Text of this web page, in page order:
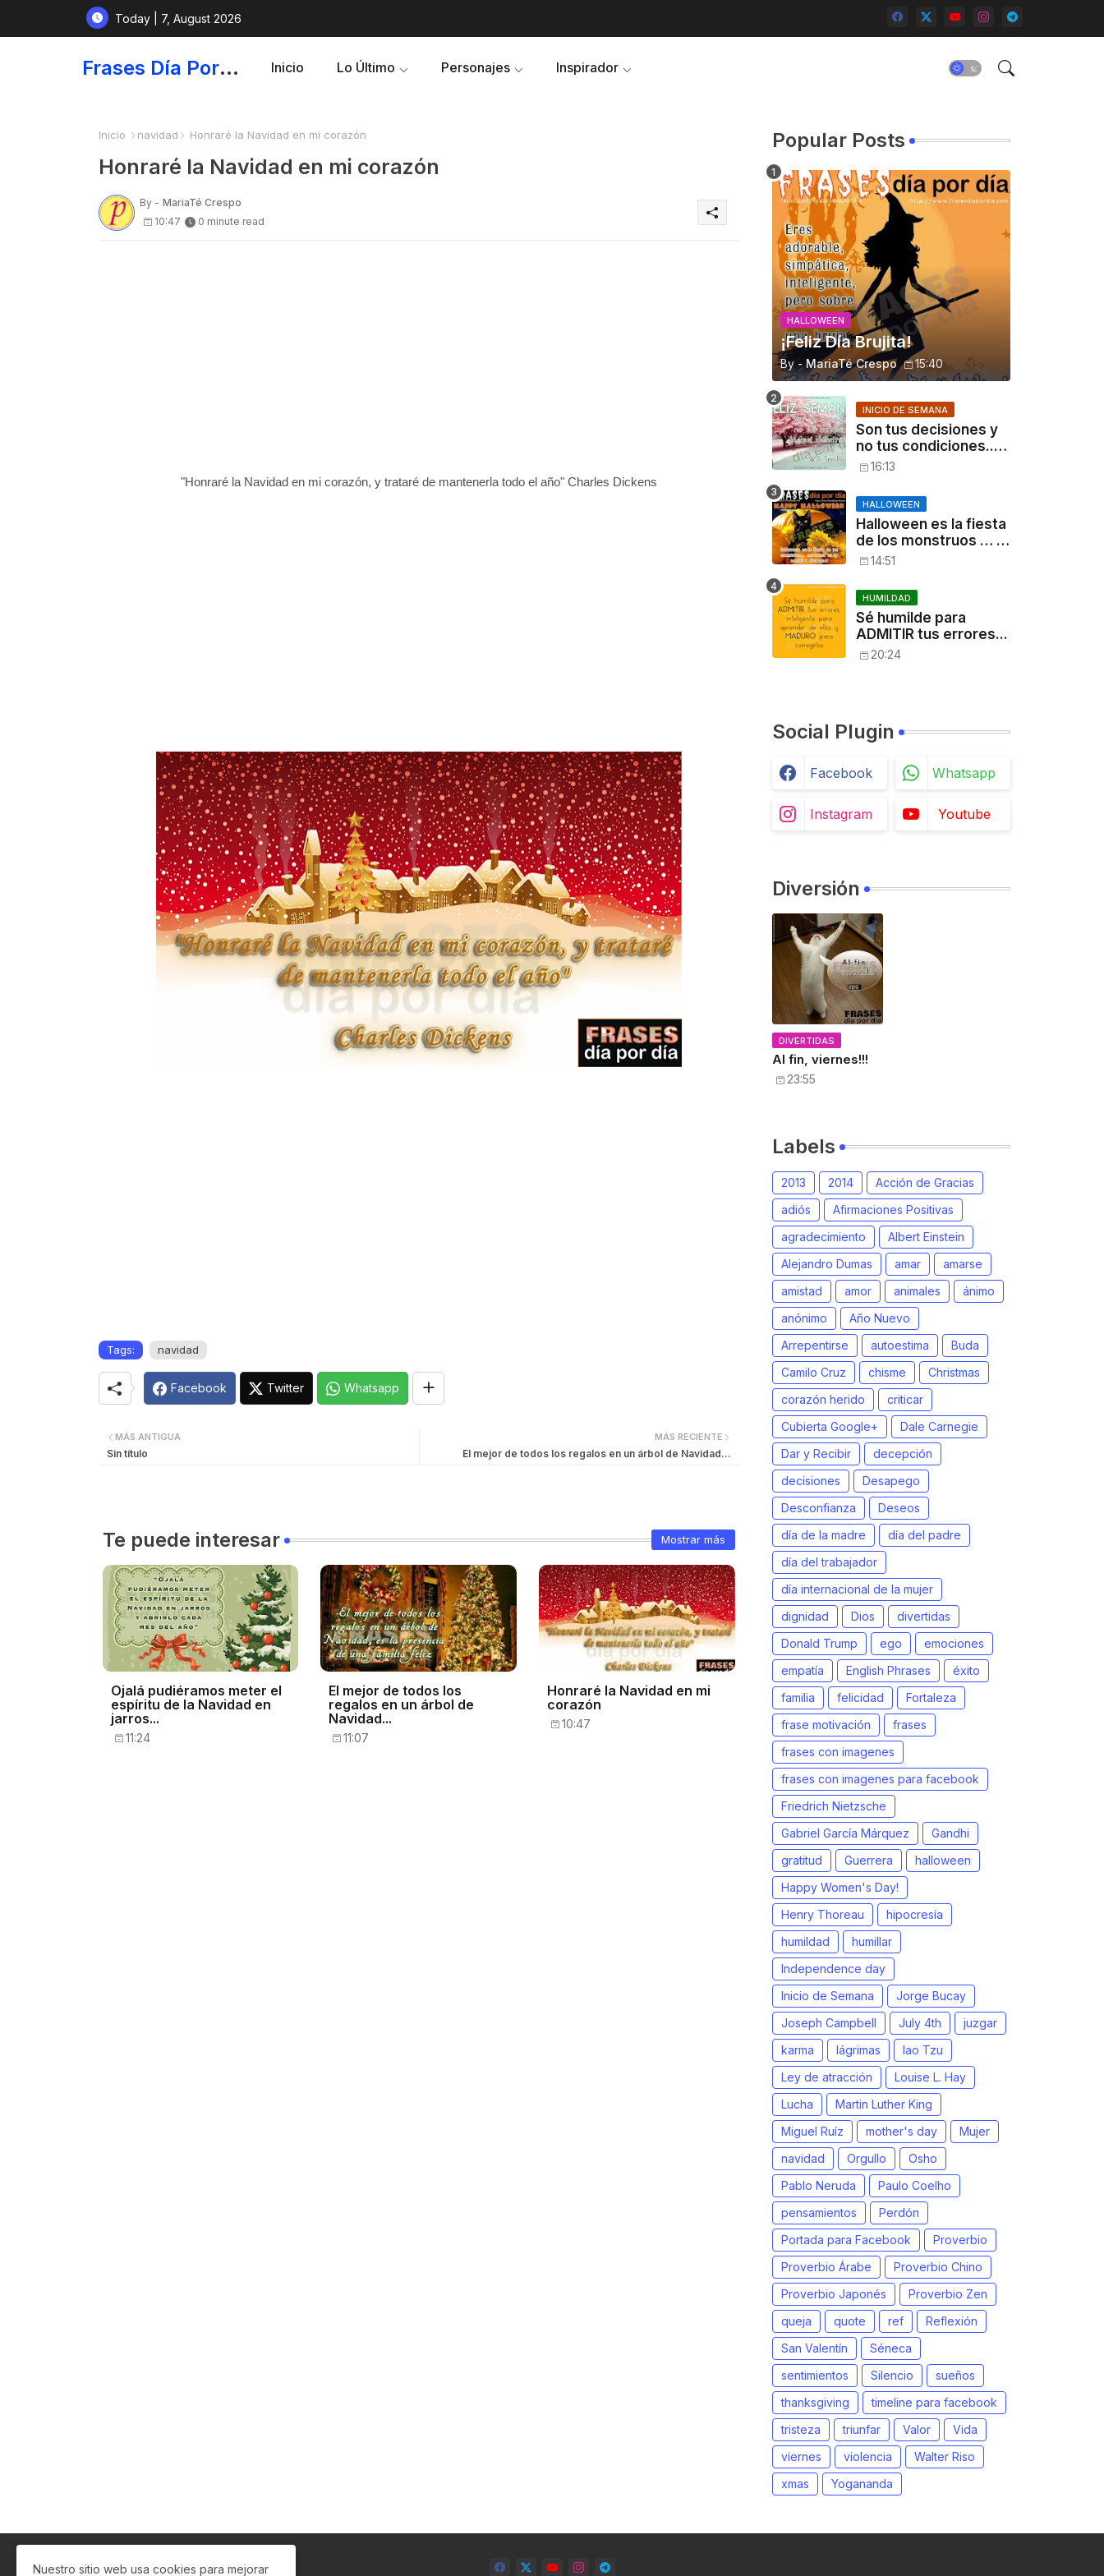
Today | 7, August 2026
Frases Día Por Día - Para Fortalecer el Espíritu Inicio Lo Último Personajes Inspirador
Inicio navidad Honraré la Navidad en mi corazón
Honraré la Navidad en mi corazón
By - MariaTé Crespo
10:47
0 minute read
"Honraré la Navidad en mi corazón, y trataré de mantenerla todo el año" Charles Dickens
Tags: navidad
Facebook Twitter Whatsapp
MÁS RECIENTE
El mejor de todos los regalos en un árbol de Navidad...
MÁS ANTIGUA
Sin título
Te puede interesar Mostrar más
Ojalá pudiéramos meter el
espíritu de la Navidad en
jarros...
11:24
El mejor de todos los
regalos en un árbol de
Navidad...
11:07
Honraré la Navidad en mi
corazón
10:47
Popular Posts
HALLOWEEN
¡Feliz Día Brujita!
By - MariaTé Crespo 15:40
INICIO DE SEMANA
Son tus decisiones y
no tus condiciones...
[Will Smith]
16:13
HALLOWEEN
Halloween es la fiesta
de los monstruos … ,
entonces, es tu
14:51
HUMILDAD
Sé humilde para
ADMITIR tus errores...
20:24
Social Plugin
Facebook Whatsapp
Instagram Youtube
Diversión
DIVERTIDAS
Al fin, viernes!!!
23:55
Labels
2013 2014
Acción de Gracias
adiós
Afirmaciones Positivas
agradecimiento
Albert Einstein
Alejandro Dumas
amar
amarse
amistad
amor animales
ánimo
anónimo
Año Nuevo
Arrepentirse
autoestima
Buda
Camilo Cruz
chisme
Christmas
corazón herido
criticar
Cubierta Google+
Dale Carnegie
Dar y Recibir
decepción
decisiones
Desapego
Desconfianza
Deseos
día de la madre
día del padre
día del trabajador
día internacional de la mujer
dignidad
Dios
divertidas
Donald Trump
ego
emociones
empatía
English Phrases
éxito
familia
felicidad
Fortaleza
frase motivación
frases
frases con imagenes
frases con imagenes para facebook
Friedrich Nietzsche
Gabriel García Márquez
Gandhi
gratitud
Guerrera
halloween
Happy Women's Day!
Henry Thoreau
hipocresía
humildad
humillar
Independence day
Inicio de Semana
Jorge Bucay
Joseph Campbell
July 4th
juzgar
karma
lágrimas
lao Tzu
Ley de atracción
Louise L. Hay
Lucha
Martin Luther King
Miguel Ruíz
mother's day
Mujer
navidad
Orgullo
Osho
Pablo Neruda
Paulo Coelho
pensamientos
Perdón
Portada para Facebook
Proverbio
Proverbio Árabe
Proverbio Chino
Proverbio Japonés
Proverbio Zen
queja
quote ref
Reflexión
San Valentín
Séneca
sentimientos
Silencio
sueños
thanksgiving
timeline para facebook
tristeza
triunfar Valor
Vida
viernes
violencia
Walter Riso
xmas
Yogananda
Nuestro sitio web usa cookies para mejorar